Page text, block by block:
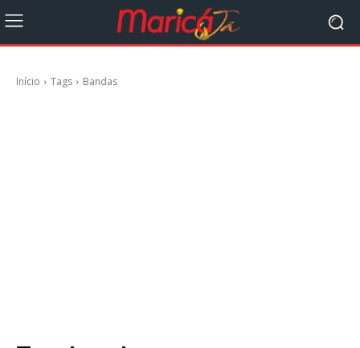
Início Tags Bandas